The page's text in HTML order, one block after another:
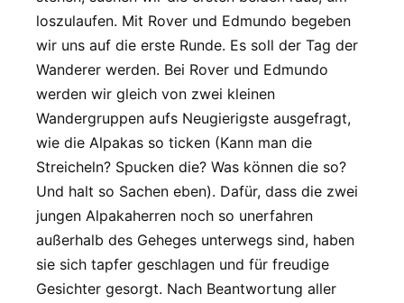
loszulaufen. Mit Rover und Edmundo begeben
wir uns auf die erste Runde. Es soll der Tag der
Wanderer werden. Bei Rover und Edmundo
werden wir gleich von zwei kleinen
Wandergruppen aufs Neugierigste ausgefragt,
wie die Alpakas so ticken (Kann man die
Streicheln? Spucken die? Was können die so?
Und halt so Sachen eben). Dafür, dass die zwei
jungen Alpakaherren noch so unerfahren
außerhalb des Geheges unterwegs sind, haben
sie sich tapfer geschlagen und für freudige
Gesichter gesorgt. Nach Beantwortung aller